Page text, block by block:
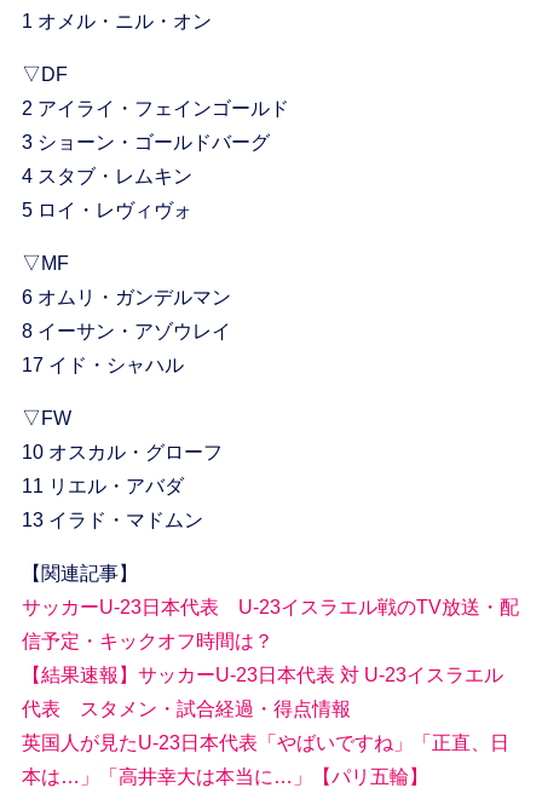
1 オメル・ニル・オン
▽DF
2 アイライ・フェインゴールド
3 ショーン・ゴールドバーグ
4 スタブ・レムキン
5 ロイ・レヴィヴォ
▽MF
6 オムリ・ガンデルマン
8 イーサン・アゾウレイ
17 イド・シャハル
▽FW
10 オスカル・グローフ
11 リエル・アバダ
13 イラド・マドムン
【関連記事】
サッカーU-23日本代表 U-23イスラエル戦のTV放送・配
信予定・キックオフ時間は？
【結果速報】サッカーU-23日本代表 対 U-23イスラエル
代表 スタメン・試合経過・得点情報
英国人が見たU-23日本代表「やばいですね」「正直、日
本は…」「高井幸大は本当に…」【パリ五輪】